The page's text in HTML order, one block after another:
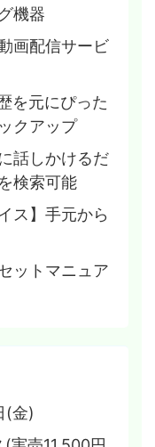
機器
画配信サービ
を元にぴった
クアップ
話しかけるだ
検索可能
ス】手元から
ットマニュア
(金)